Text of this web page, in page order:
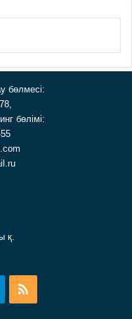
бөлмесі:
бөлімі:
қ.
Telegram